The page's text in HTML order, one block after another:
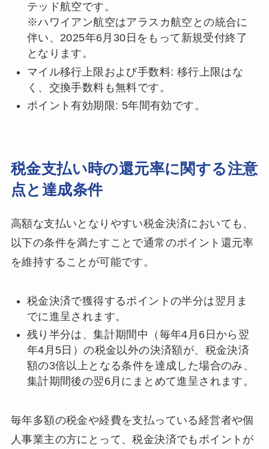
テッド航空です。
※ハワイアン航空はアラスカ航空との統合に
伴い、2025年6月30日をもって新規受付終了
となります。
マイル移行上限および手数料: 移行上限はな
く、交換手数料も無料です。
ポイント有効期限: 5年間有効です。
税金支払い時の還元率に関する注意
点と達成条件
高額な支払いとなりやすい税金決済においても、
以下の条件を満たすことで通常のポイント還元率
を維持することが可能です。
税金決済で獲得するポイントの半分は翌月ま
でに進呈されます。
残り半分は、集計期間中（毎年4月6日から翌
年4月5日）の税金以外の決済額が、税金決済
額の3倍以上となる条件を達成した場合のみ、
集計期間後の翌6月にまとめて進呈されます。
毎年多額の税金や経費を支払っている経営者や個
人事業主の方にとって、税金決済でもポイントが